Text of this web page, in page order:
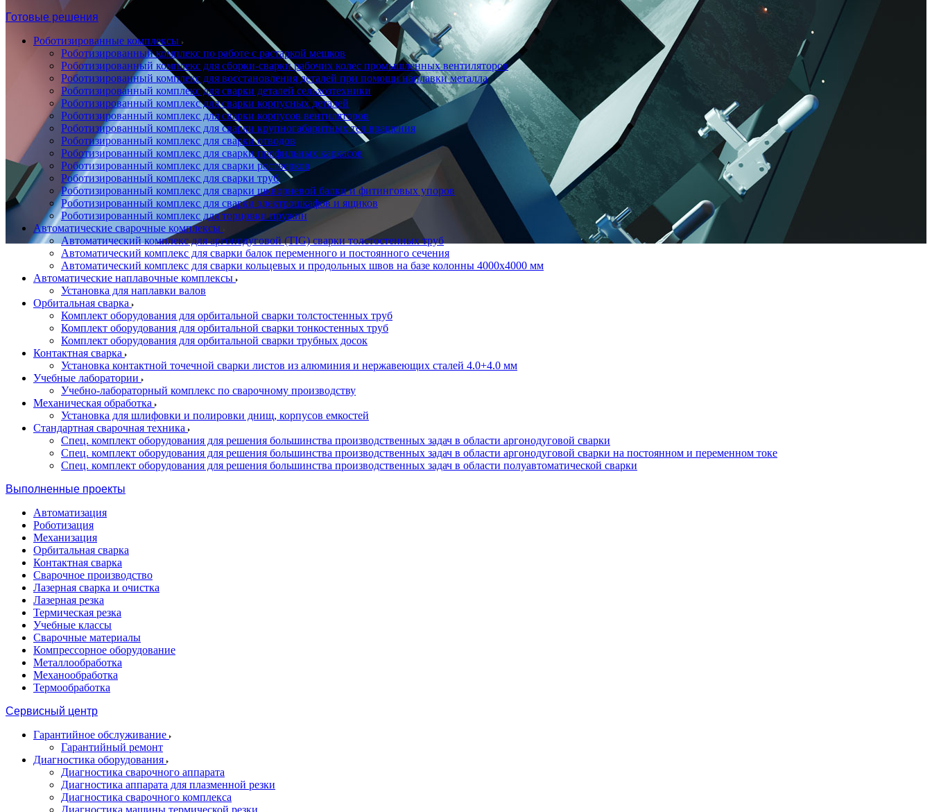
Готовые решения
Роботизированные комплексы
Роботизированный комплекс по работе с растаркой мешков
Роботизированный комплекс для сборки-сварки рабочих колес промышленных вентиляторов
Роботизированный комплекс для восстановления деталей при помощи наплавки металла
Роботизированный комплекс для сварки деталей сельхозтехники
Роботизированный комплекс для сварки корпусных деталей
Роботизированный комплекс для сварки корпусов вентиляторов
Роботизированный комплекс для сварки крупногабаритных тел вращения
Роботизированный комплекс для сварки отводов
Роботизированный комплекс для сварки профильных каркасов
Роботизированный комплекс для сварки ростверков
Роботизированный комплекс для сварки труб
Роботизированный комплекс для сварки шкворневой балки и фитинговых упоров
Роботизированный комплекс для сварки электрошкафов и ящиков
Роботизированный комплекс для торцовки пружин
Автоматические сварочные комплексы
Автоматический комплекс для аргонодуговой (TIG) сварки толстостенных труб
Автоматический комплекс для сварки балок переменного и постоянного сечения
Автоматический комплекс для сварки кольцевых и продольных швов на базе колонны 4000x4000 мм
Автоматические наплавочные комплексы
Установка для наплавки валов
Орбитальная сварка
Комплект оборудования для орбитальной сварки толстостенных труб
Комплект оборудования для орбитальной сварки тонкостенных труб
Комплект оборудования для орбитальной сварки трубных досок
Контактная сварка
Установка контактной точечной сварки листов из алюминия и нержавеющих сталей 4.0+4.0 мм
Учебные лаборатории
Учебно-лабораторный комплекс по сварочному производству
Механическая обработка
Установка для шлифовки и полировки днищ, корпусов емкостей
Стандартная сварочная техника
Спец. комплект оборудования для решения большинства производственных задач в области аргонодуговой сварки
Спец. комплект оборудования для решения большинства производственных задач в области аргонодуговой сварки на постоянном и переменном токе
Спец. комплект оборудования для решения большинства производственных задач в области полуавтоматической сварки
Выполненные проекты
Автоматизация
Роботизация
Механизация
Орбитальная сварка
Контактная сварка
Сварочное производство
Лазерная сварка и очистка
Лазерная резка
Термическая резка
Учебные классы
Сварочные материалы
Компрессорное оборудование
Металлообработка
Механообработка
Термообработка
Сервисный центр
Гарантийное обслуживание
Гарантийный ремонт
Диагностика оборудования
Диагностика сварочного аппарата
Диагностика аппарата для плазменной резки
Диагностика сварочного комплекса
Диагностика машины термической резки